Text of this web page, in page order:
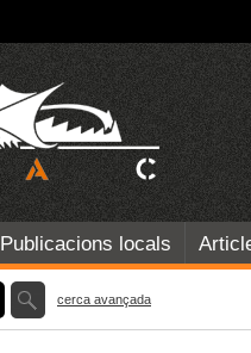
Publicacions locals
cerca avançada